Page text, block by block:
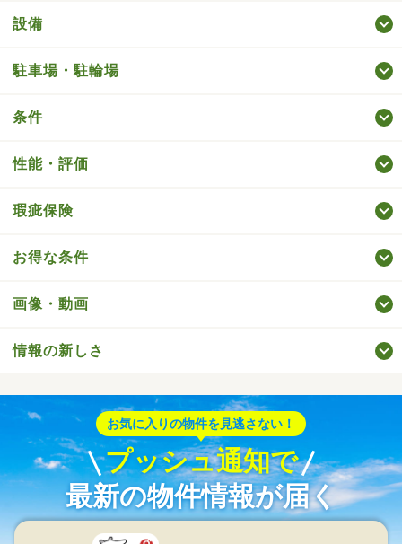
設備
駐車場・駐輪場
条件
性能・評価
瑕疵保険
お得な条件
画像・動画
情報の新しさ
お気に入りの物件を見逃さない！
プッシュ通知で
最新の物件情報が届く